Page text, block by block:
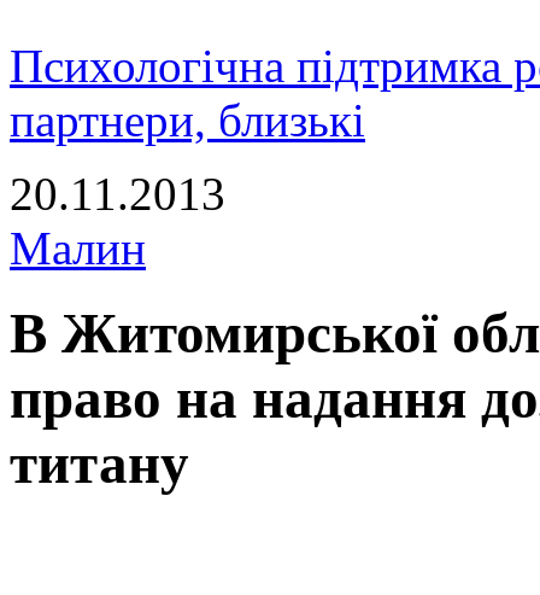
Психологічна підтримка
партнери, близькі
20.11.2013
Малин
В Житомирської
право на надання
титану